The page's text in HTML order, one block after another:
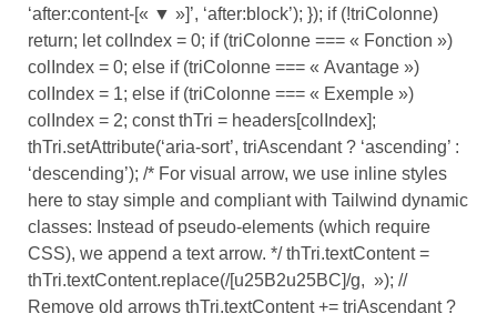
‘after:content-[« ▼ »]’, ‘after:block’); }); if (!triColonne)
return; let colIndex = 0; if (triColonne === « Fonction »)
colIndex = 0; else if (triColonne === « Avantage »)
colIndex = 1; else if (triColonne === « Exemple »)
colIndex = 2; const thTri = headers[colIndex];
thTri.setAttribute(‘aria-sort’, triAscendant ? ‘ascending’ :
‘descending’); /* For visual arrow, we use inline styles
here to stay simple and compliant with Tailwind dynamic
classes: Instead of pseudo-elements (which require
CSS), we append a text arrow. */ thTri.textContent =
thTri.textContent.replace(/[u25B2u25BC]/g, »); //
Remove old arrows thTri.textContent += triAscendant ?